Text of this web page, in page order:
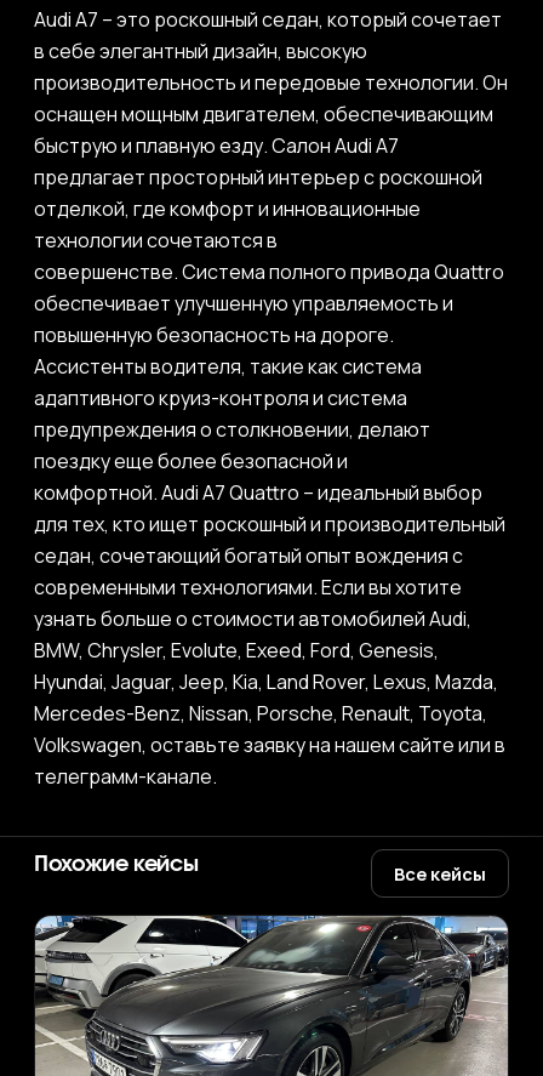
Audi A7 – это роскошный седан, который сочетает
в себе элегантный дизайн, высокую
производительность и передовые технологии. Он
оснащен мощным двигателем, обеспечивающим
быструю и плавную езду. Салон Audi A7
предлагает просторный интерьер с роскошной
отделкой, где комфорт и инновационные
технологии сочетаются в
совершенстве. Система полного привода Quattro
обеспечивает улучшенную управляемость и
повышенную безопасность на дороге.
Ассистенты водителя, такие как система
адаптивного круиз-контроля и система
предупреждения о столкновении, делают
поездку еще более безопасной и
комфортной. Audi A7 Quattro – идеальный выбор
для тех, кто ищет роскошный и производительный
седан, сочетающий богатый опыт вождения с
современными технологиями. Если вы хотите
узнать больше о стоимости автомобилей Audi,
BMW, Chrysler, Evolute, Exeed, Ford, Genesis,
Hyundai, Jaguar, Jeep, Kia, Land Rover, Lexus, Mazda,
Mercedes-Benz, Nissan, Porsche, Renault, Toyota,
Volkswagen, оставьте заявку на нашем сайте или в
телеграмм-канале.
Похожие кейсы Все кейсы